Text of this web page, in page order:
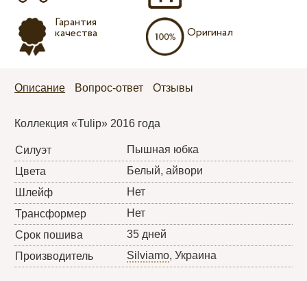
Гарантия
качества Оригинал
Описание Вопрос-ответ Отзывы
Коллекция «Tulip» 2016 года
Силуэт
Пышная юбка
Цвета
Белый, айвори
Шлейф
Нет
Трансформер
Нет
Срок пошива
35 дней
Производитель
Silviamo, Украина